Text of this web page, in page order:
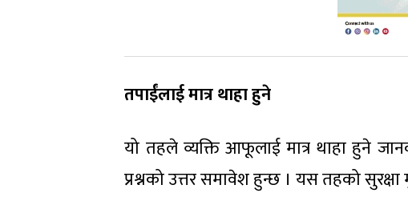
तपाईंलाई मात्र थाहा हुने
यो तहले व्यक्ति आफूलाई मात्र थाहा हुने
प्रश्नको उत्तर समावेश हुन्छ । यस तहको